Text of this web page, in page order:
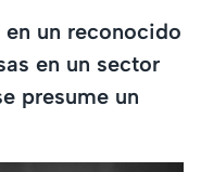
un reconocido
en un sector
presume un